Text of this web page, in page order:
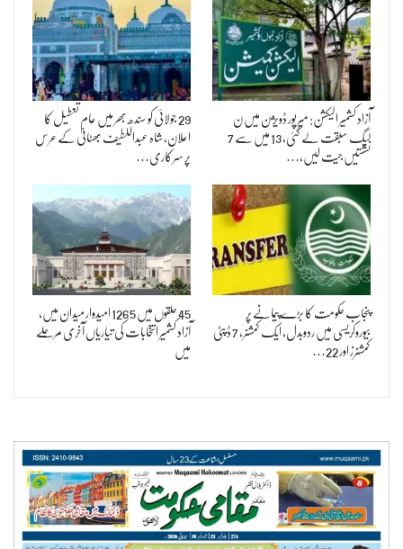
آزاد کشمیر الیکشن: میرپور ڈویژن میں ن
لیگ سبقت لے گئی، 13 میں سے 7
نشستیں جیت لیں،…
29 جولائی کو سندھ بھر میں عام تعطیل کا
اعلان، شاہ عبداللطیف بھٹائیؒ کے عرس
پر سرکاری…
پنجاب حکومت کا بڑے پیمانے پر
بیوروکریسی میں ردوبدل، ایک کمشنر، 7 ڈپٹی
کمشنرز اور 22…
45 حلقوں میں 1265 امیدوار میدان میں،
آزاد کشمیر انتخابات کی تیاریاں آخری مرحلے
میں